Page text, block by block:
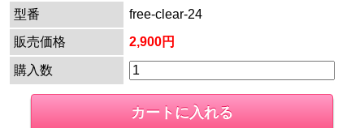
型番
free-clear-24
販売価格
2,900円
購入数